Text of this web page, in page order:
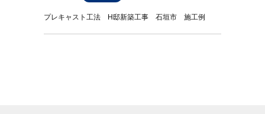
プレキャスト工法 H邸新築工事 石垣市 施工例